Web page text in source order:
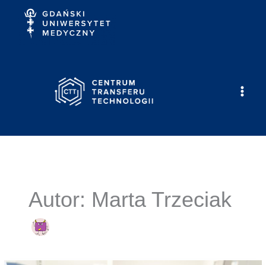
Autor: Marta Trzeciak